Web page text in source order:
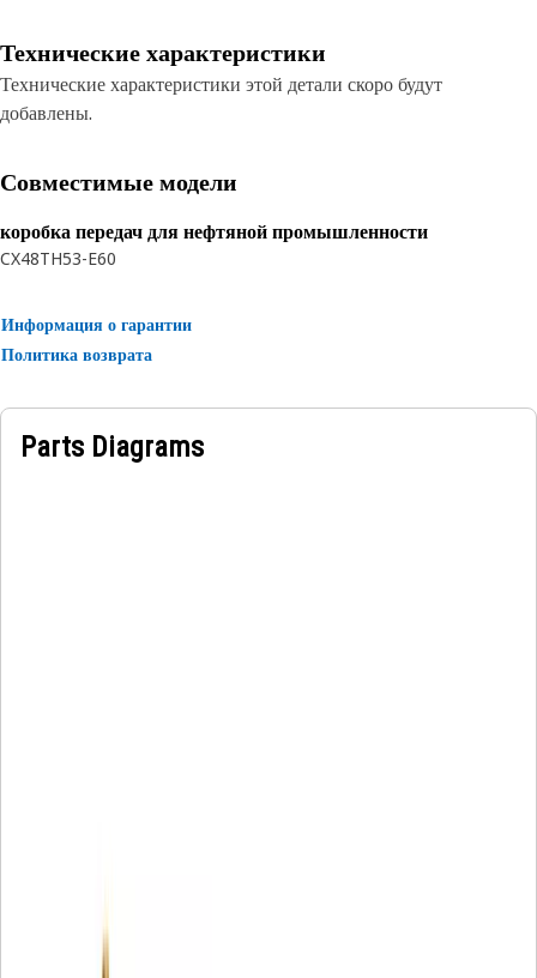
Технические характеристики
Технические характеристики этой детали скоро будут
добавлены.
Совместимые модели
коробка передач для нефтяной промышленности
CX48TH53-E60
Информация о гарантии
Политика возврата
Parts Diagrams